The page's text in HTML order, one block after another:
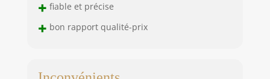
+ fiable et précise
+ bon rapport qualité-prix